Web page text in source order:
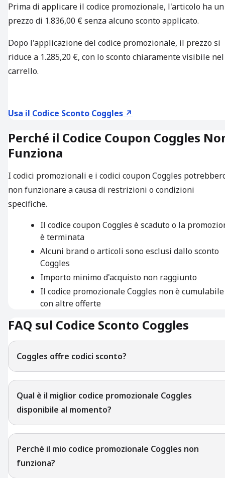
Prima di applicare il codice promozionale, l'articolo ha un
prezzo di 1.836,00 € senza alcuno sconto applicato.
Dopo l'applicazione del codice promozionale, il prezzo si
riduce a 1.285,20 €, con lo sconto chiaramente visibile nel
carrello.
Usa il Codice Sconto Coggles ↗
Perché il Codice Coupon Coggles
Funziona
I codici promozionali e i codici coupon Coggles
non funzionare a causa di restrizioni o condizioni
specifiche.
Il codice coupon Coggles è scaduto o la
è terminata
Alcuni brand o articoli sono esclusi dallo sconto
Coggles
Importo minimo d'acquisto non raggiunto
Il codice promozionale Coggles non è cumulabile
con altre offerte
FAQ sul Codice Sconto Coggles
Coggles offre codici sconto?
Qual è il miglior codice promozionale Coggles
disponibile al momento?
Perché il mio codice promozionale Coggles non
funziona?